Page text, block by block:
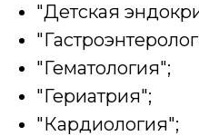
"Детская
"Гематология";
"Гериатрия";
"Кардиология";